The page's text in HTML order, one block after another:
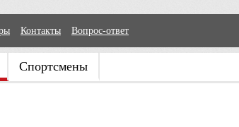
Контакты Вопрос-ответ
Спортсмены